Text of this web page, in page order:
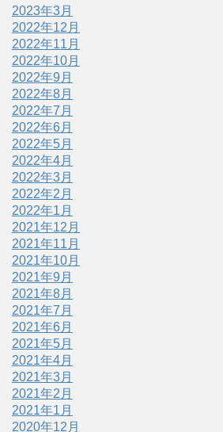
2023年3月
2022年12月
2022年11月
2022年10月
2022年9月
2022年8月
2022年7月
2022年6月
2022年5月
2022年4月
2022年3月
2022年2月
2022年1月
2021年12月
2021年11月
2021年10月
2021年9月
2021年8月
2021年7月
2021年6月
2021年5月
2021年4月
2021年3月
2021年2月
2021年1月
2020年12月